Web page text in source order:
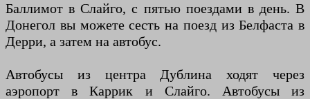
Баллимот в Слайго, с пятью поездами в день. В
Донегол вы можете сесть на поезд из Белфаста в
Дерри, а затем на автобус.
Автобусы из центра Дублина ходят через
аэропорт в Каррик и Слайго. Автобусы из